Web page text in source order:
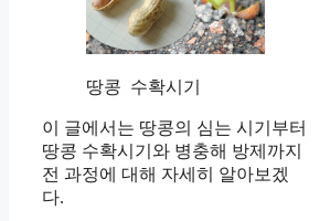
땅콩 수확시기
이 글에서는 땅콩의 심는 시기부터
땅콩 수확시기와 병충해 방제까지
전 과정에 대해 자세히 알아보겠
다.